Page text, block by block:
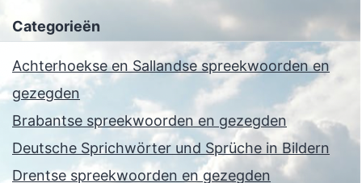
Categorieën
Achterhoekse en Sallandse spreekwoorden en
gezegden
Brabantse spreekwoorden en gezegden
Deutsche Sprichwörter und Sprüche in Bildern
Drentse spreekwoorden en gezegden